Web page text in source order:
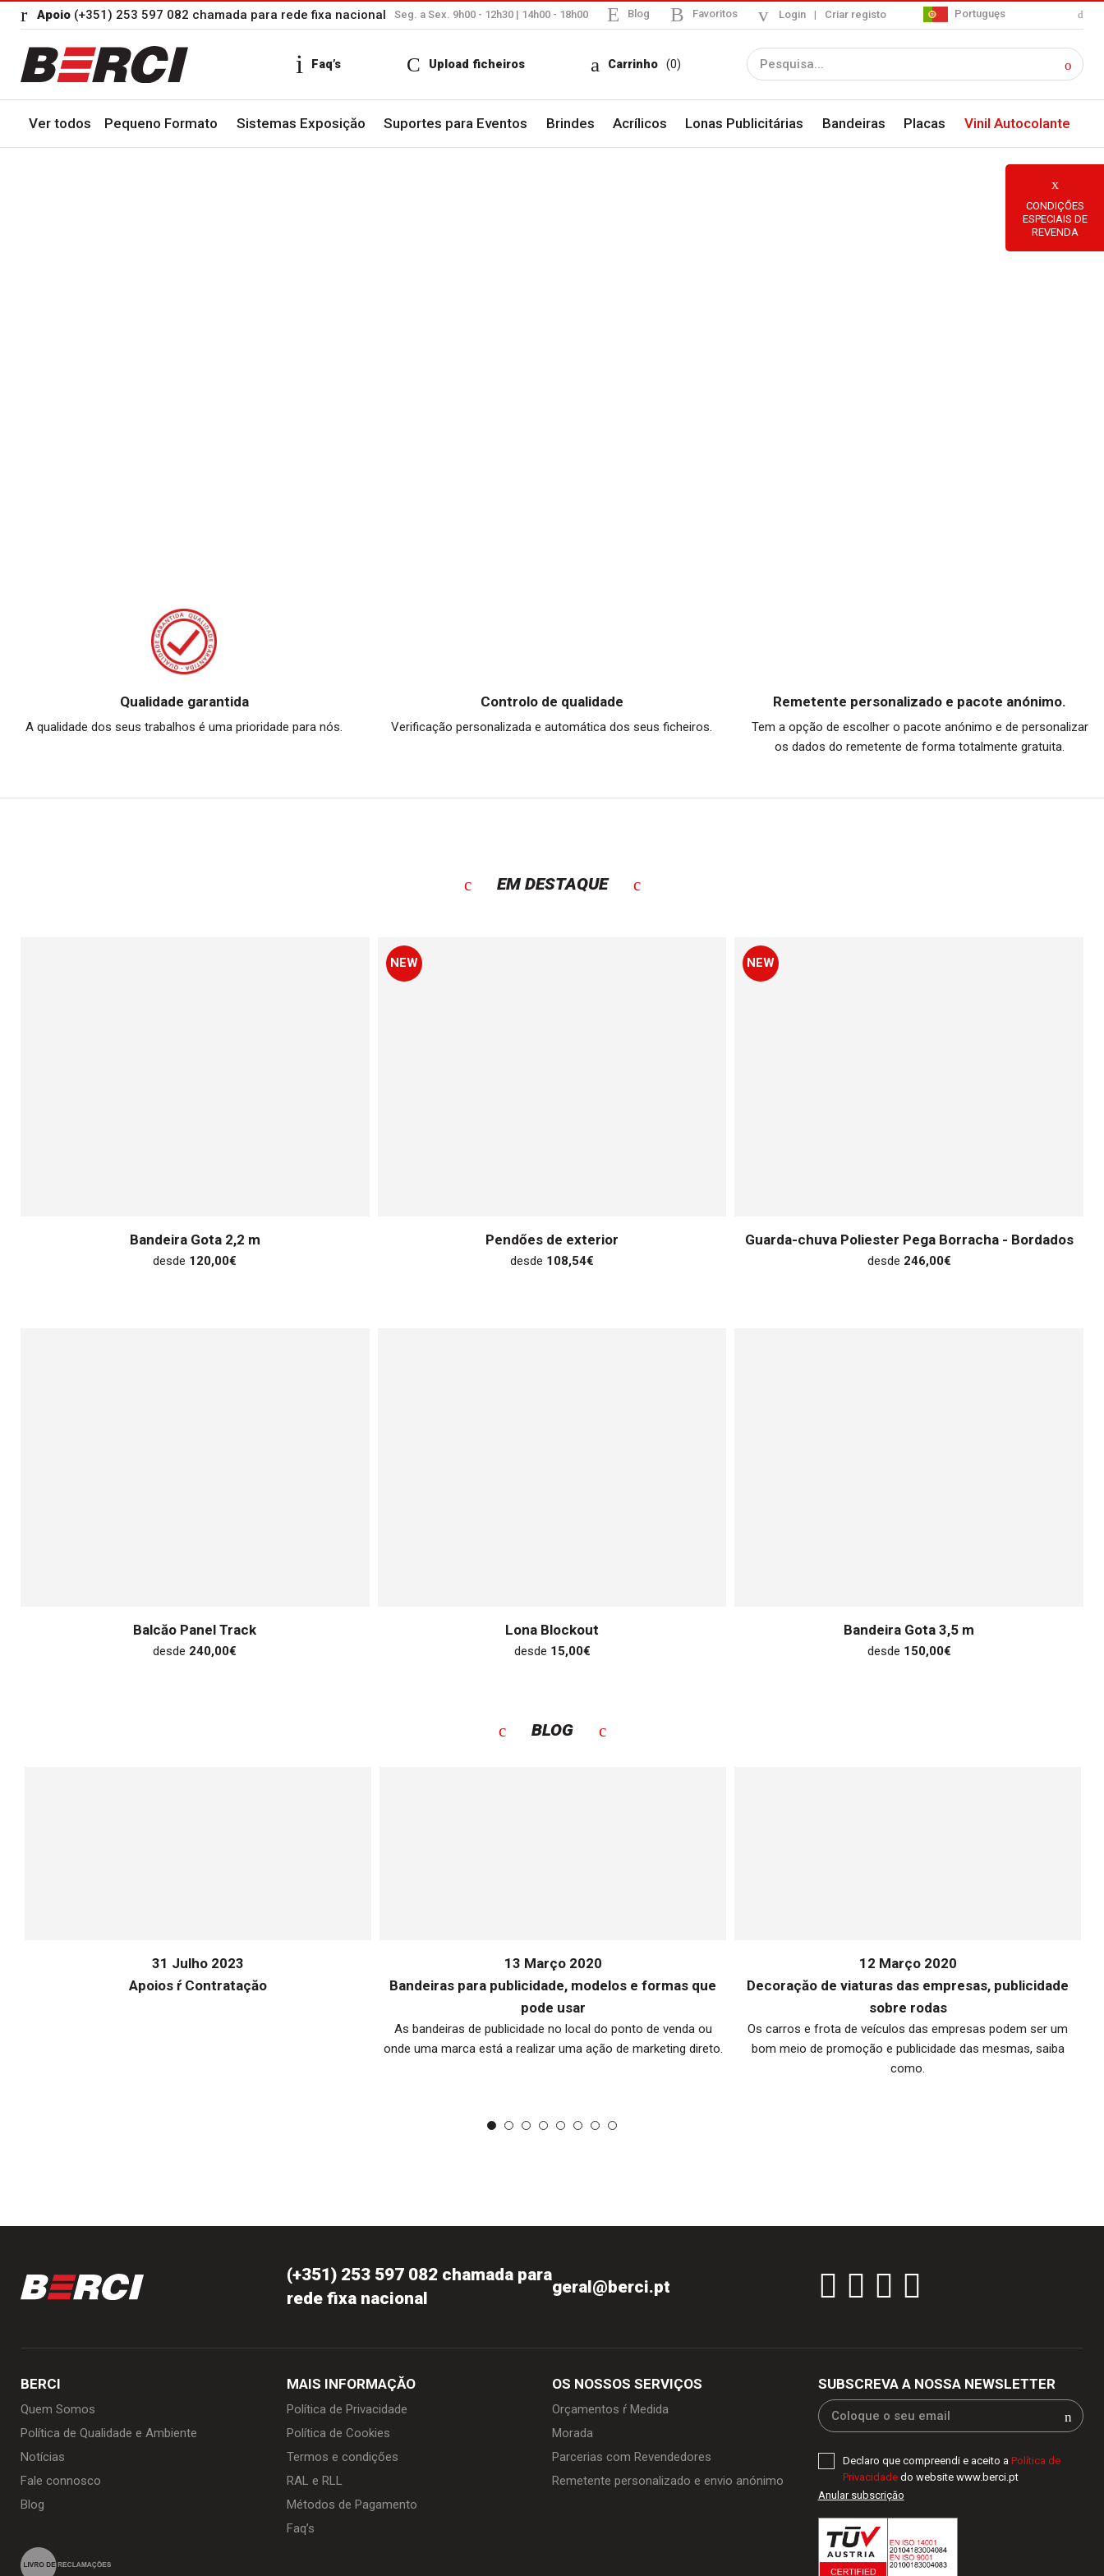
Apoio (+351) 253 597 082 chamada para rede fixa nacional Seg. a Sex. 9h00 - 12h30 | 14h00 - 18h00 Blog Favoritos Login | Criar registo Portuguęs
Faq’s Upload ficheiros Carrinho (0)
Ver todos Pequeno Formato Sistemas Exposiçăo Suportes para Eventos Brindes Acrílicos Lonas Publicitárias Bandeiras Placas Vinil Autocolante
Qualidade garantida
A qualidade dos seus trabalhos é uma prioridade para nós.
Controlo de qualidade
Verificação personalizada e automática dos seus ficheiros.
Remetente personalizado e pacote anónimo.
Tem a opção de escolher o pacote anónimo e de personalizar
os dados do remetente de forma totalmente gratuita.
EM DESTAQUE
Bandeira Gota 2,2 m
desde 120,00€
NEW
Pendőes de exterior
desde 108,54€
NEW
Guarda-chuva Poliester Pega Borracha - Bordados
desde 246,00€
Balcăo Panel Track
desde 240,00€
Lona Blockout
desde 15,00€
Bandeira Gota 3,5 m
desde 150,00€
BLOG
31 Julho 2023
Apoios ŕ Contrataçăo
13 Março 2020
Bandeiras para publicidade, modelos e formas que
pode usar
As bandeiras de publicidade no local do ponto de venda ou
onde uma marca está a realizar uma ação de marketing direto.
12 Março 2020
Decoraçăo de viaturas das empresas, publicidade
sobre rodas
Os carros e frota de veículos das empresas podem ser um
bom meio de promoção e publicidade das mesmas, saiba
como.
(+351) 253 597 082 chamada para
rede fixa nacional
geral@berci.pt
BERCI
Quem Somos
Política de Qualidade e Ambiente
Notícias
Fale connosco
Blog
MAIS INFORMAÇĂO
Política de Privacidade
Política de Cookies
Termos e condiçőes
RAL e RLL
Métodos de Pagamento
Faq’s
OS NOSSOS SERVIÇOS
Orçamentos ŕ Medida
Morada
Parcerias com Revendedores
Remetente personalizado e envio anónimo
SUBSCREVA A NOSSA NEWSLETTER
Declaro que compreendi e aceito a Política de
Privacidadedo website www.berci.pt
Anular subscriçăo
CONDIÇŐES
ESPECIAIS DE
REVENDA